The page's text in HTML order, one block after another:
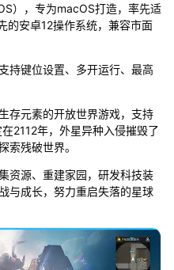
），专为macOS打造，率先适
的安卓12操作系统，兼容市面
持键位设置、多开运行、最高
存元素的开放世界游戏，支持
2112年，外星异种入侵摧毁了
索残破世界。
资源、重建家园，研发科技装
与成长，努力重启失落的星球